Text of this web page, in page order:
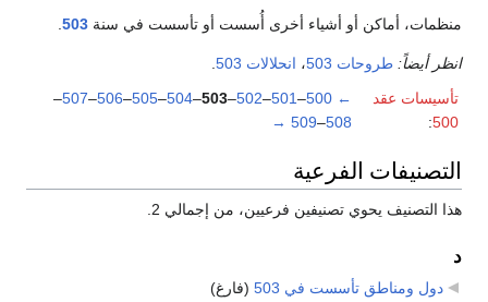
منظمات، أماكن أو أشياء أخرى أُسست أو تأسست في سنة 503
انظر أيضاً: طروحات 503 ، انحلالات 503
تأسيسات عقد
500
:
←
500
–
501
–
502
–
503
–
504
–
505
–
506
–
507
–
508
–
509
→
التصنيفات الفرعية
هذا التصنيف يحوي تصنيفين فرعيين، من إجمالي 2.
د
دول ومناطق تأسست في 503 (فارغ)